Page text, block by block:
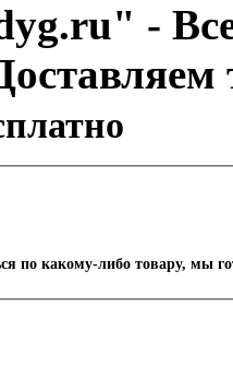
-
по какому-либо товару, мы